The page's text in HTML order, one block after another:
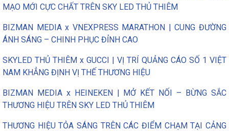
MẠO MỚI CỰC CHẤT TRÊN SKY LED THỦ THIÊM
BIZMAN MEDIA x VNEXPRESS MARATHON | CUNG ĐƯỜNG
ÁNH SÁNG – CHINH PHỤC ĐỈNH CAO
SKYLED THỦ THIÊM x GUCCI | VỊ TRÍ QUẢNG CÁO SỐ 1 VIỆT
NAM KHẲNG ĐỊNH VỊ THẾ THƯƠNG HIỆU
BIZMAN MEDIA x HEINEKEN | MỞ KẾT NỐI – BỪNG SẮC
THƯƠNG HIỆU TRÊN SKY LED THỦ THIÊM
THƯƠNG HIỆU TỎA SÁNG TRÊN CÁC ĐIỂM CHẠM TẠI CẢNG